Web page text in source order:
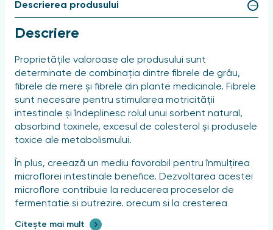
Descrierea produsului
Descriere
Proprietățile valoroase ale produsului sunt
determinate de combinația dintre fibrele de grâu,
fibrele de mere și fibrele din plante medicinale. Fibrele
sunt necesare pentru stimularea motricității
intestinale și îndeplinesc rolul unui sorbent natural,
absorbind toxinele, excesul de colesterol și produsele
toxice ale metabolismului.
În plus, creează un mediu favorabil pentru înmulțirea
microflorei intestinale benefice. Dezvoltarea acestei
microflore contribuie la reducerea proceselor de
fermentație și putrezire, precum și la creșterea
sintezei vitaminelor din grupa B.
Citește mai mult